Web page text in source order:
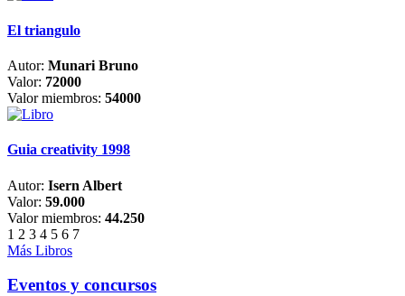
El triangulo
Autor: Munari Bruno
Valor: 72000
Valor miembros: 54000
Guia creativity 1998
Autor: Isern Albert
Valor: 59.000
Valor miembros: 44.250
1 2 3 4 5 6 7
Más Libros
Eventos y concursos